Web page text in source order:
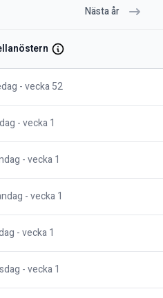
Nästa år
- vecka52
- vecka1
- vecka1
- vecka1
- vecka1
- vecka1